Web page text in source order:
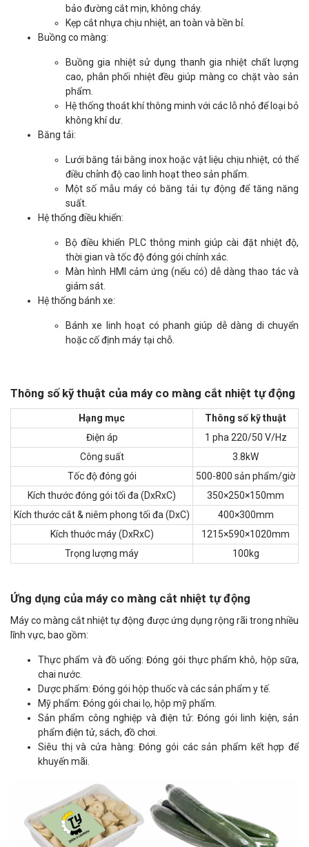
bảo đường cắt mịn, không cháy.
Kẹp cắt nhựa chịu nhiệt, an toàn và bền bỉ.
Buồng co màng:
Buồng gia nhiệt sử dụng thanh gia nhiệt chất lượng
cao, phân phối nhiệt đều giúp màng co chặt vào sản
phẩm.
Hệ thống thoát khí thông minh với các lỗ nhỏ để loại bỏ
không khí dư.
Băng tải:
Lưới băng tải bằng inox hoặc vật liệu chịu nhiệt, có thể
điều chỉnh độ cao linh hoạt theo sản phẩm.
Một số mẫu máy có băng tải tự động để tăng năng
suất.
Hệ thống điều khiển:
Bộ điều khiển PLC thông minh giúp cài đặt nhiệt độ,
thời gian và tốc độ đóng gói chính xác.
Màn hình HMI cảm ứng (nếu có) dễ dàng thao tác và
giám sát.
Hệ thống bánh xe:
Bánh xe linh hoạt có phanh giúp dễ dàng di chuyển
hoặc cố định máy tại chỗ.
Thông số kỹ thuật của máy co màng cắt nhiệt tự động
Hạng mục
Thông số kỹ thuật
Điện áp
1 pha 220/50 V/Hz
Công suất
3.8kW
Tốc độ đóng gói
500-800 sản phẩm/giờ
Kích thước đóng gói tối đa (DxRxC)
350×250×150mm
Kích thước cắt & niêm phong tối đa (DxC)
400×300mm
Kích thuớc máy (DxRxC)
1215×590×1020mm
Trọng lượng máy
100kg
Ứng dụng của máy co màng cắt nhiệt tự động
Máy co màng cắt nhiệt tự động được ứng dụng rộng rãi trong nhiều
lĩnh vực, bao gồm:
Thực phẩm và đồ uống: Đóng gói thực phẩm khô, hộp sữa,
chai nước.
Dược phẩm: Đóng gói hộp thuốc và các sản phẩm y tế.
Mỹ phẩm: Đóng gói chai lọ, hộp mỹ phẩm.
Sản phẩm công nghiệp và điện tử: Đóng gói linh kiện, sản
phẩm điện tử, sách, đồ chơi.
Siêu thị và cửa hàng: Đóng gói các sản phẩm kết hợp để
khuyến mãi.